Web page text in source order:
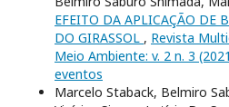
EFEITO DA APLICAÇÃO DE
DO GIRASSOL , Revista
Meio Ambiente: v. 2 n. 3
eventos
Marcelo Staback, Belmiro